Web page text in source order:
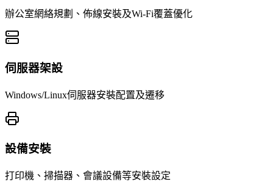
辦公室網絡規劃、佈線安裝及Wi-Fi覆蓋優化
伺服器架設
Windows/Linux伺服器安裝配置及遷移
設備安裝
打印機、掃描器、會議設備等安裝設定